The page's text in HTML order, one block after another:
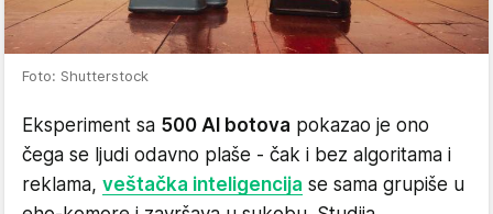
Foto: Shutterstock
Eksperiment sa 500 AI botova pokazao je ono
čega se ljudi odavno plaše - čak i bez algoritama i
reklama, veštačka inteligencija se sama grupiše u